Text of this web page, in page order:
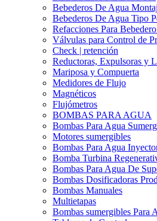
Bebederos De Agua
Bebederos De Agua Tipo
Refacciones Para
Válvulas para Control de
Check | retención
Reductoras, Expulsoras y
Mariposa y Compuerta
Medidores de Flujo
Magnéticos
Flujómetros
BOMBAS PARA AGUA
Bombas Para Agua
Motores sumergibles
Bombas Para Agua
Bomba Turbina
Bombas Para Agua De
Bombas Dosificadoras
Bombas Manuales
Multietapas
Bombas sumergibles Para